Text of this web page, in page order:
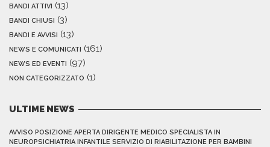
BANDI ATTIVI (13)
BANDI CHIUSI (3)
BANDI E AVVISI (13)
NEWS E COMUNICATI (161)
NEWS ED EVENTI (97)
NON CATEGORIZZATO (1)
ULTIME NEWS
AVVISO POSIZIONE APERTA DIRIGENTE MEDICO SPECIALISTA IN
NEUROPSICHIATRIA INFANTILE SERVIZIO DI RIABILITAZIONE PER BAMBINI